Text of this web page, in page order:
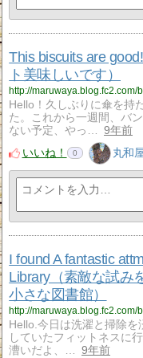
This biscuits are
ト美味しいです）
http://maruwaya.blog.fc2.com/
Hello！久しぶりに傘を持
た。これから一週間、バ
ない予定、やっ…
9年前
いいね！
0 丸和
I found A fantastic
Library（素敵な試み
小さな図書館）
http://maruwaya.blog.fc2.com/
Hello.今日は洗濯と掃除を
していたフィットネスに
漕いだよ、…
9年前